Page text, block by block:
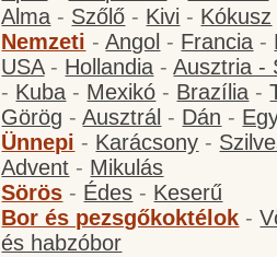
Alma - Szőlő - Kivi - Kókusz
Nemzeti -Angol - Francia -
USA- Hollandia -Ausztria -
- Kuba - Mexikó - Brazília -
Görög -Ausztrál - Dán -
Ünnepi - Karácsony -
Advent - Mikulás
Sörös - Édes - Keserű
Bor és pezsgőkoktélok -
és habzóbor